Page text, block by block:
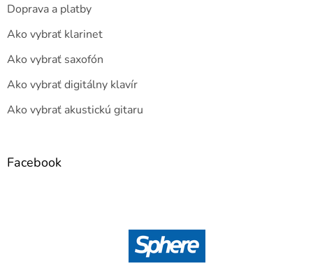
Doprava a platby
Ako vybrať klarinet
Ako vybrať saxofón
Ako vybrať digitálny klavír
Ako vybrať akustickú gitaru
Facebook